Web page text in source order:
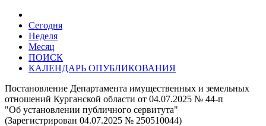
Сегодня
Неделя
Месяц
ПОИСК
КАЛЕНДАРЬ ОПУБЛИКОВАНИЯ
Постановление Департамента имущественных и земельных
отношений Курганской области от 04.07.2025 № 44-п
"Об установлении публичного сервитута"
(Зарегистрирован 04.07.2025 № 250510044)